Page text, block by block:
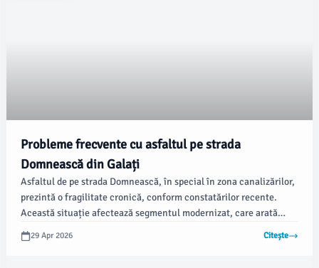
Probleme frecvente cu asfaltul pe strada
Domnească din Galați
Asfaltul de pe strada Domnească, în special în zona canalizărilor,
prezintă o fragilitate cronică, conform constatărilor recente.
Această situație afectează segmentul modernizat, care arată
semne de surpare pentru a doua oară în acest an, arată viata-
libera.ro.
29 Apr 2026 Citește